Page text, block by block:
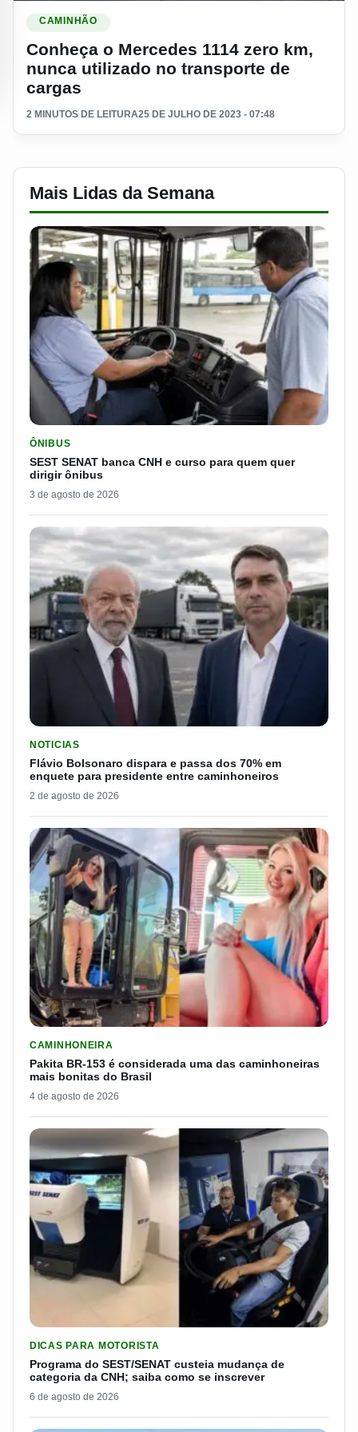
CAMINHÃO
Conheça o Mercedes 1114 zero km,
nunca utilizado no transporte de
cargas
2 MINUTOS DE LEITURA25 DE JULHO DE 2023 - 07:48
Mais Lidas da Semana
ÔNIBUS
SEST SENAT banca CNH e curso para quem quer
dirigir ônibus
3 de agosto de 2026
NOTICIAS
Flávio Bolsonaro dispara e passa dos 70% em
enquete para presidente entre caminhoneiros
2 de agosto de 2026
CAMINHONEIRA
Pakita BR-153 é considerada uma das caminhoneiras
mais bonitas do Brasil
4 de agosto de 2026
DICAS PARA MOTORISTA
Programa do SEST/SENAT custeia mudança de
categoria da CNH; saiba como se inscrever
6 de agosto de 2026